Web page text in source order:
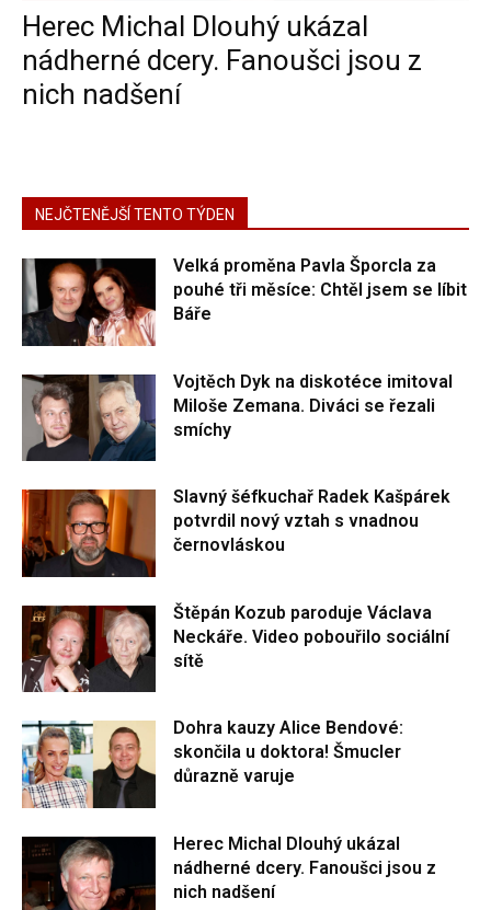
Herec Michal Dlouhý ukázal
nádherné dcery. Fanoušci jsou z
nich nadšení
NEJČTENĚJŠÍ TENTO TÝDEN
Velká proměna Pavla Šporcla za
pouhé tři měsíce: Chtěl jsem se líbit
Báře
Vojtěch Dyk na diskotéce imitoval
Miloše Zemana. Diváci se řezali
smíchy
Slavný šéfkuchař Radek Kašpárek
potvrdil nový vztah s vnadnou
černovláskou
Štěpán Kozub paroduje Václava
Neckáře. Video pobouřilo sociální
sítě
Dohra kauzy Alice Bendové:
skončila u doktora! Šmucler
důrazně varuje
Herec Michal Dlouhý ukázal
nádherné dcery. Fanoušci jsou z
nich nadšení